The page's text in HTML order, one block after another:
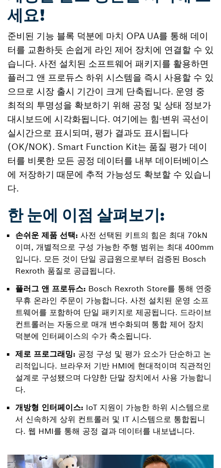
세요!
준비된 기능 블록 덕분에 마치 OPA UA를 통해 데이
터를 교환하듯 손쉽게 라인 제어 장치에 연결할 수 있
습니다. 사전 설치된 소프트웨어 패키지를 활용하면
플러그 앤 프로듀스 하위 시스템을 즉시 사용할 수 있
으므로 시장 출시 기간이 크게 단축됩니다. 운영 중
최적의 투명성을 확보하기 위해 공정 및 상태 정보가
대시보드에 시각화됩니다. 여기에는 힘-변위 곡선이
실시간으로 표시되며, 평가 결과도 표시됩니다
(OK/NOK). Smart Function Kit는 품질 평가 데이
터를 비롯한 모든 공정 데이터를 내부 데이터베이스
에 저장하기 때문에 추적 가능성도 확보할 수 있습니
다.
한 눈에 이점 살펴보기:
손쉬운 제품 선택: 사전 선택된 키트의 힘은 최대 70kN
이며, 개별적으로 구성 가능한 주행 범위는 최대 400mm
입니다. 모든 것이 단일 공급원으로부터 검증된 Bosch
Rexroth 품질로 공급됩니다.
플러그 앤 프로듀스: Bosch Rexroth Store를 통해 연중
무휴 온라인 주문이 가능합니다. 사전 설치된 운영 소프
트웨어를 포함하여 단일 패키지로 제공됩니다. 드라이브
컨트롤러는 자동으로 매개 변수화되며 통합 제어 장치
덕분에 인터페이스의 수가 축소됩니다.
제로 프로그래밍: 공정 구성 및 평가 요소가 단순하고 논
리적입니다. 브라우저 기반 HMI에 현대적이며 직관적인
설계로 구성됐으며 다양한 단말 장치에서 사용 가능합니
다.
개방형 인터페이스: IoT 지원이 가능한 하위 시스템으로
서 신속하게 상위 컨트롤러 및 IT 시스템으로 통합됩니
다. 웹 HMI를 통해 공정 결과 데이터를 내보냅니다.